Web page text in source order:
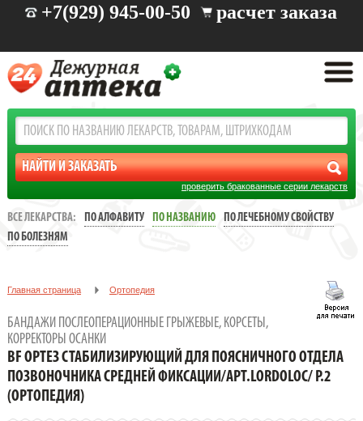
+7(929) 945-00-50 расчет заказа
проверить бракованные серии лекарств
ВСЕ ЛЕКАРСТВА: ПО АЛФАВИТУ ПО НАЗВАНИЮ
ПО ЛЕЧЕБНОМУ СВОЙСТВУ
ПО БОЛЕЗНЯМ
Главная страница Ортопедия
осанки
BF ОРТЕЗ СТАБИЛИЗИРУЮЩИЙ ДЛЯ ПОЯСНИЧНОГО ОТДЕЛА
ПОЗВОНОЧНИКА СРЕДНЕЙ ФИКСАЦИИ/АРТ.LORDOLOC/ Р.2
(Ортопедия)
БАНДАЖИ ПОСЛЕОПЕРАЦИОННЫЕ ГРЫЖЕВЫЕ, КОРСЕТЫ,
КОРРЕКТОРЫ ОСАНКИ
BF ОРТЕЗ СТАБИЛИЗИРУЮЩИЙ ДЛЯ ПОЯСНИЧНОГО ОТДЕЛА
ПОЗВОНОЧНИКА СРЕДНЕЙ ФИКСАЦИИ/АРТ.LORDOLOC/ Р.2
(ОРТОПЕДИЯ)